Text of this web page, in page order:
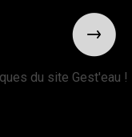
du site Gest'eau !